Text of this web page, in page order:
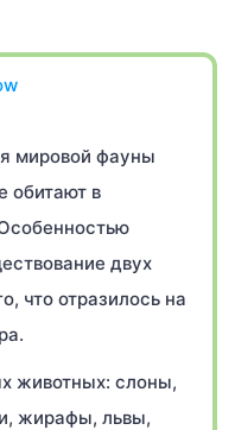
мировой фауны
обитают в
двух
что отразилось на
животных: слоны,
жирафы, львы,